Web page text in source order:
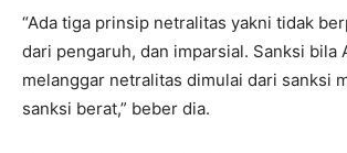
“Ada tiga prinsip netralitas yakni tidak
dari pengaruh, dan imparsial. Sanksi bila
melanggar netralitas dimulai dari sanksi
sanksi berat,” beber dia.